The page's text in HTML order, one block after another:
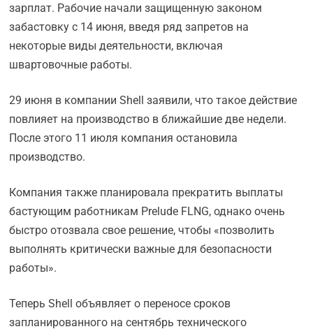
зарплат. Рабочие начали защищенную законом
забастовку с 14 июня, введя ряд запретов на
некоторые виды деятельности, включая
швартовочные работы.
29 июня в компании Shell заявили, что такое действие
повлияет на производство в ближайшие две недели.
После этого 11 июля компания остановила
производство.
Компания также планировала прекратить выплаты
бастующим работникам Prelude FLNG, однако очень
быстро отозвала свое решение, чтобы «позволить
выполнять критически важные для безопасности
работы».
Теперь Shell объявляет о переносе сроков
запланированного на сентябрь технического